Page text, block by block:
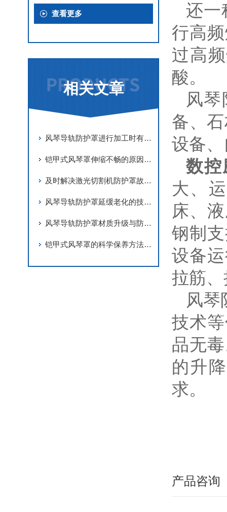
查看更多
相关文章
风琴导轨防护罩进行加工时有哪些要求
铠甲式风琴罩伸缩不畅的原因有哪些？
及时解决激光切割机防护罩故障是实现长期稳定防护的关键
风琴导轨防护罩延缓老化的技术手段
风琴导轨防护罩材质升级与防护优化
铠甲式风琴罩的科学保养方法分享
还一
行高
过高
酸。
风
备、
设备
数控
大、
床、
钢制
设备
拉筋
风琴
技术
品无
的升
求。
产品咨询